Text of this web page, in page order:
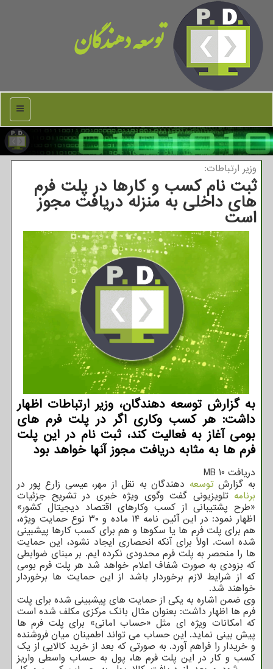
توسعه دهندگان
منو
وزیر ارتباطات:
ثبت نام کسب و کارها در پلت فرم
های داخلی به منزله دریافت مجوز
است
به گزارش توسعه دهندگان، وزیر ارتباطات اظهار
داشت: هر کسب وکاری اگر در پلت فرم های
بومی آغاز به فعالیت کند، ثبت نام در این پلت
فرم ها به مثابه دریافت مجوز آنها خواهد بود
دریافت 10 MB
به گزارشتوسعه دهندگان به نقل از مهر، عیسی زارع پور در
برنامه تلویزیونی گفت وگوی ویژه خبری در تشریح جزئیات
«طرح پشتیبانی از کسب وکارهای اقتصاد دیجیتال کشور»
اظهار نمود: در این آئین نامه ۱۴ ماده و ۳۰ نوع حمایت ویژه،
هم برای پلت فرم ها یا سکوها و هم برای کسب کارها پیشبینی
شده است. اولاً برای آنکه انحصاری ایجاد نشود، این حمایت
ها را منحصر به پلت فرم محدودی نکرده ایم. بر مبنای ضوابطی
که بزودی به صورت شفاف اعلام خواهد شد هر پلت فرم بومی
که از شرایط لازم برخوردار باشد از این حمایت ها برخوردار
خواهند شد.
وی ضمن اشاره به یکی از حمایت های پیشبینی شده برای پلت
فرم ها اظهار داشت: بعنوان مثال بانک مرکزی مکلف شده است
که امکانات ویژه ای مثل «حساب امانی» برای پلت فرم ها
پیش بینی نماید. این حساب می تواند اطمینان میان فروشنده
و خریدار را فراهم آورد. به صورتی که بعد از خرید کالایی از یک
کسب و کار در این پلت فرم ها، پول به حساب واسطی واریز